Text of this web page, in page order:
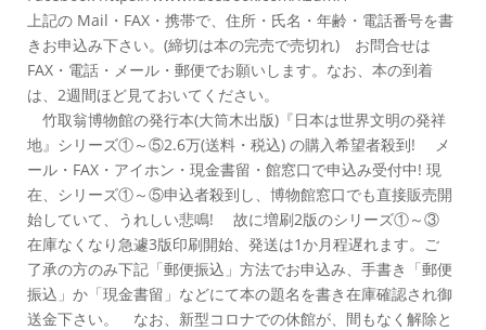
上記の Mail・FAX・携帯で、住所・氏名・年齢・電話番号を書
きお申込み下さい。(締切は本の完売で売切れ) お問合せは
FAX・電話・メール・郵便でお願いします。なお、本の到着
は、2週間ほど見ておいてください。
竹取翁博物館の発行本(大筒木出版)『日本は世界文明の発祥
地』シリーズ①～⑤2.6万(送料・税込) の購入希望者殺到! メ
ール・FAX・アイホン・現金書留・館窓口で申込み受付中! 現
在、シリーズ①～⑤申込者殺到し、博物館窓口でも直接販売開
始していて、うれしい悲鳴! 故に増刷2版のシリーズ①～③
在庫なくなり急遽3版印刷開始、発送は1か月程遅れます。ご
了承の方のみ下記「郵便振込」方法でお申込み、手書き「郵便
振込」か「現金書留」などにて本の題名を書き在庫確認され御
送金下さい。 なお、新型コロナでの休館が、間もなく解除と